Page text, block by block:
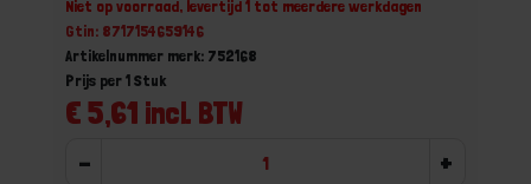
Niet op voorraad, levertijd 1 tot meerdere werkdagen
Gtin: 8717154659146
Artikelnummer merk: 752168
€ 5,61 incl. BTW
Prijs per 1 Stuk
- +